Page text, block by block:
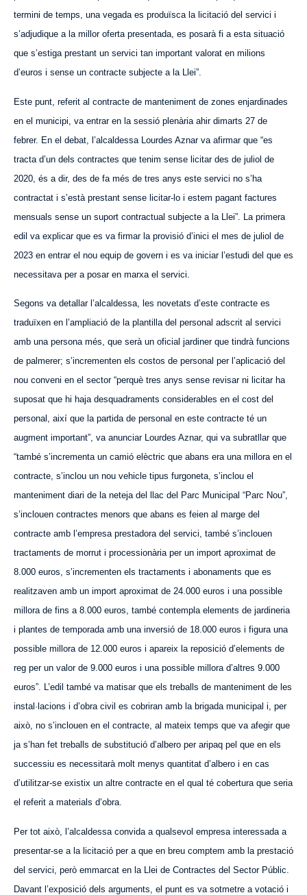
termini de temps, una vegada es produïsca la licitació del servici i
s’adjudique a la millor oferta presentada, es posarà fi a esta situació
que s’estiga prestant un servici tan important valorat en milions
d’euros i sense un contracte subjecte a la Llei”.
Este punt, referit al contracte de manteniment de zones enjardinades
en el municipi, va entrar en la sessió plenària ahir dimarts 27 de
febrer. En el debat, l’alcaldessa Lourdes Aznar va afirmar que “es
tracta d’un dels contractes que tenim sense licitar des de juliol de
2020, és a dir, des de fa més de tres anys este servici no s’ha
contractat i s’està prestant sense licitar-lo i estem pagant factures
mensuals sense un suport contractual subjecte a la Llei”. La primera
edil va explicar que es va firmar la provisió d’inici el mes de juliol de
2023 en entrar el nou equip de govern i es va iniciar l’estudi del que es
necessitava per a posar en marxa el servici.
Segons va detallar l’alcaldessa, les novetats d’este contracte es
traduïxen en l’ampliació de la plantilla del personal adscrit al servici
amb una persona més, que serà un oficial jardiner que tindrà funcions
de palmerer; s’incrementen els costos de personal per l’aplicació del
nou conveni en el sector “perquè tres anys sense revisar ni licitar ha
suposat que hi haja desquadraments considerables en el cost del
personal, així que la partida de personal en este contracte té un
augment important”, va anunciar Lourdes Aznar, qui va subratllar que
“també s’incrementa un camió elèctric que abans era una millora en el
contracte, s’inclou un nou vehicle tipus furgoneta, s’inclou el
manteniment diari de la neteja del llac del Parc Municipal “Parc Nou”,
s’inclouen contractes menors que abans es feien al marge del
contracte amb l’empresa prestadora del servici, també s’inclouen
tractaments de morrut i processionària per un import aproximat de
8.000 euros, s’incrementen els tractaments i abonaments que es
realitzaven amb un import aproximat de 24.000 euros i una possible
millora de fins a 8.000 euros, també contempla elements de jardineria
i plantes de temporada amb una inversió de 18.000 euros i figura una
possible millora de 12.000 euros i apareix la reposició d’elements de
reg per un valor de 9.000 euros i una possible millora d’altres 9.000
euros”. L’edil també va matisar que els treballs de manteniment de les
instal·lacions i d’obra civil es cobriran amb la brigada municipal i, per
això, no s’inclouen en el contracte, al mateix temps que va afegir que
ja s’han fet treballs de substitució d’albero per aripaq pel que en els
successiu es necessitarà molt menys quantitat d’albero i en cas
d’utilitzar-se existix un altre contracte en el qual té cobertura que seria
el referit a materials d’obra.
Per tot això, l’alcaldessa convida a qualsevol empresa interessada a
presentar-se a la licitació per a que en breu comptem amb la prestació
del servici, però emmarcat en la Llei de Contractes del Sector Públic.
Davant l’exposició dels arguments, el punt es va sotmetre a votació i